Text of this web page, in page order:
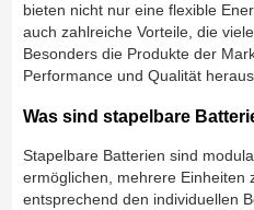
bieten nicht nur eine flexible
auch zahlreiche Vorteile, die
Besonders die Produkte der
Performance und Qualität heraus.
Was sind stapelbare
Stapelbare Batterien sind
ermöglichen, mehrere Einheiten
entsprechend den individuellen